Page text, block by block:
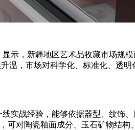
，新疆地区艺术品收藏市场规模
温，市场对科学化、标准化、透明
实战经验，能够依据器型、纹饰
可对陶瓷釉面成分、玉石矿物结构